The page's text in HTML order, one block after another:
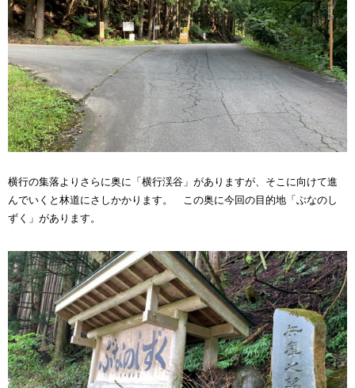
横行の集落よりさらに奥に「横行渓谷」がありますが、そこに向けて進
んでいくと林道にさしかかります。 この奥に今回の目的地「ぶなのし
ずく」があります。